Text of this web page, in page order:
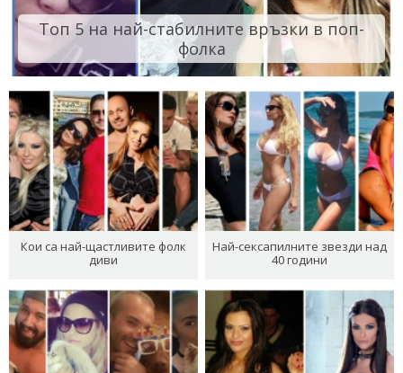
Топ 5 на най-стабилните връзки в поп-
фолка
Кои са най-щастливите фолк
диви
Най-сексапилните звезди над
40 години